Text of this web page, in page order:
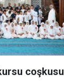
coşkusu